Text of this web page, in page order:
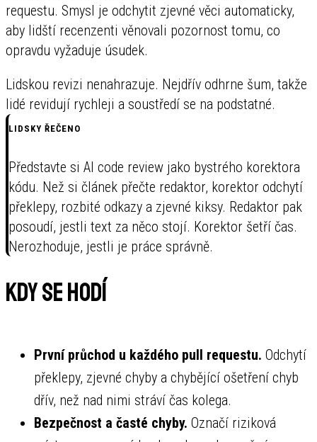
requestu. Smysl je odchytit zjevné věci automaticky,
aby lidští recenzenti věnovali pozornost tomu, co
opravdu vyžaduje úsudek.
Lidskou revizi nenahrazuje. Nejdřív odhrne šum, takže
lidé revidují rychleji a soustředí se na podstatné.
LIDSKY ŘEČENO
Představte si AI code review jako bystrého korektora
kódu. Než si článek přečte redaktor, korektor odchytí
překlepy, rozbité odkazy a zjevné kiksy. Redaktor pak
posoudí, jestli text za něco stojí. Korektor šetří čas.
Nerozhoduje, jestli je práce správně.
Kdy se hodí
První průchod u každého pull requestu. Odchytí
překlepy, zjevné chyby a chybějící ošetření chyb
dřív, než nad nimi stráví čas kolega.
Bezpečnost a časté chyby. Označí riziková